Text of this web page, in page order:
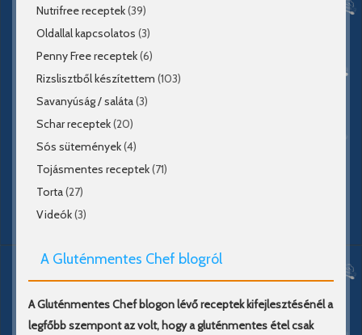
Nutrifree receptek(39)
Oldallal kapcsolatos (3)
Penny Free receptek(6)
Rizslisztből készítettem (103)
Savanyúság / saláta(3)
Schar receptek(20)
Sós sütemények(4)
Tojásmentes receptek(71)
Torta(27)
Videók(3)
A Gluténmentes Chef blogról
A Gluténmentes Chef blogon lévő receptek kifejlesztésénél a
legfőbb szempont az volt, hogy a gluténmentes étel csak